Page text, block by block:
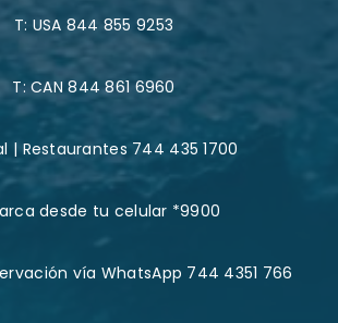
T: USA 844 855 9253
T:CAN 844 861 6960
| Restaurantes 744 435 1700
desde tu celular *9900
vía WhatsApp 744 4351 766